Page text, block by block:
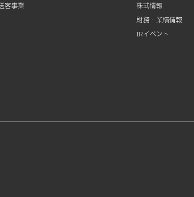
客事業
株式情報
財務・業績情報
IRイベント